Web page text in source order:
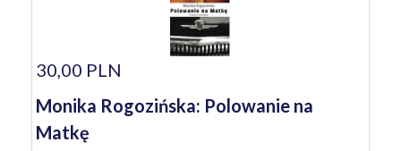
30,00 PLN
Monika Rogozińska: Polowanie na
Matkę